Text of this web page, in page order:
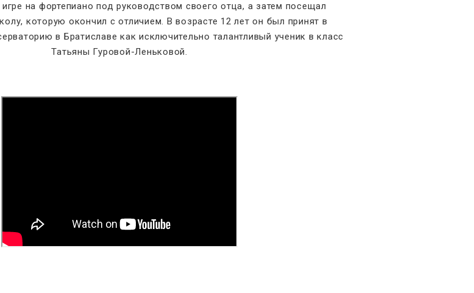
на фортепиано под руководством своего отца, а затем посещал
которую окончил с отличием. В возрасте 12 лет он был принят в
в Братиславе как исключительно талантливый ученик в класс
Татьяны Гуровой-Леньковой.